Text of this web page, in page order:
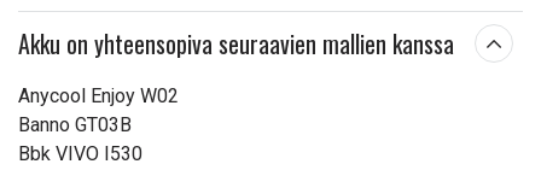
Akku on yhteensopiva seuraavien mallien kanssa
Anycool Enjoy W02
Banno GT03B
Bbk VIVO I530